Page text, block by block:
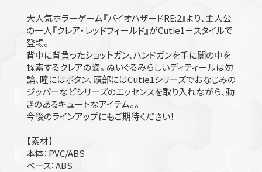
大人気ホラーゲーム『バイオハザードRE:2』より、主人公
の一人『クレア・レッドフィールド』がCutie1＋スタイルで
登場。
背中に背負ったショットガン、ハンドガンを手に闇の中を
探索するクレアの姿。 ぬいぐるみらしいディティールは勿
論、瞳にはボタン、頭部にはCutie1シリーズでおなじみの
ジッパーなどシリーズのエッセンスを取り入れながら、動
きのあるキュートなアイテム。。
今後のラインアップにもご期待ください！
【素材】
本体：PVC/ABS
ベース：ABS